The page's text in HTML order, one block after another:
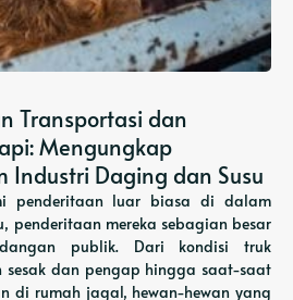
Transportasi dan
Mengungkap
Industri Daging dan Susu
penderitaan luar biasa di dalam
penderitaan mereka sebagian besar
publik. Dari kondisi truk
sesak dan pengap hingga saat-saat
di rumah jagal, hewan-hewan yang